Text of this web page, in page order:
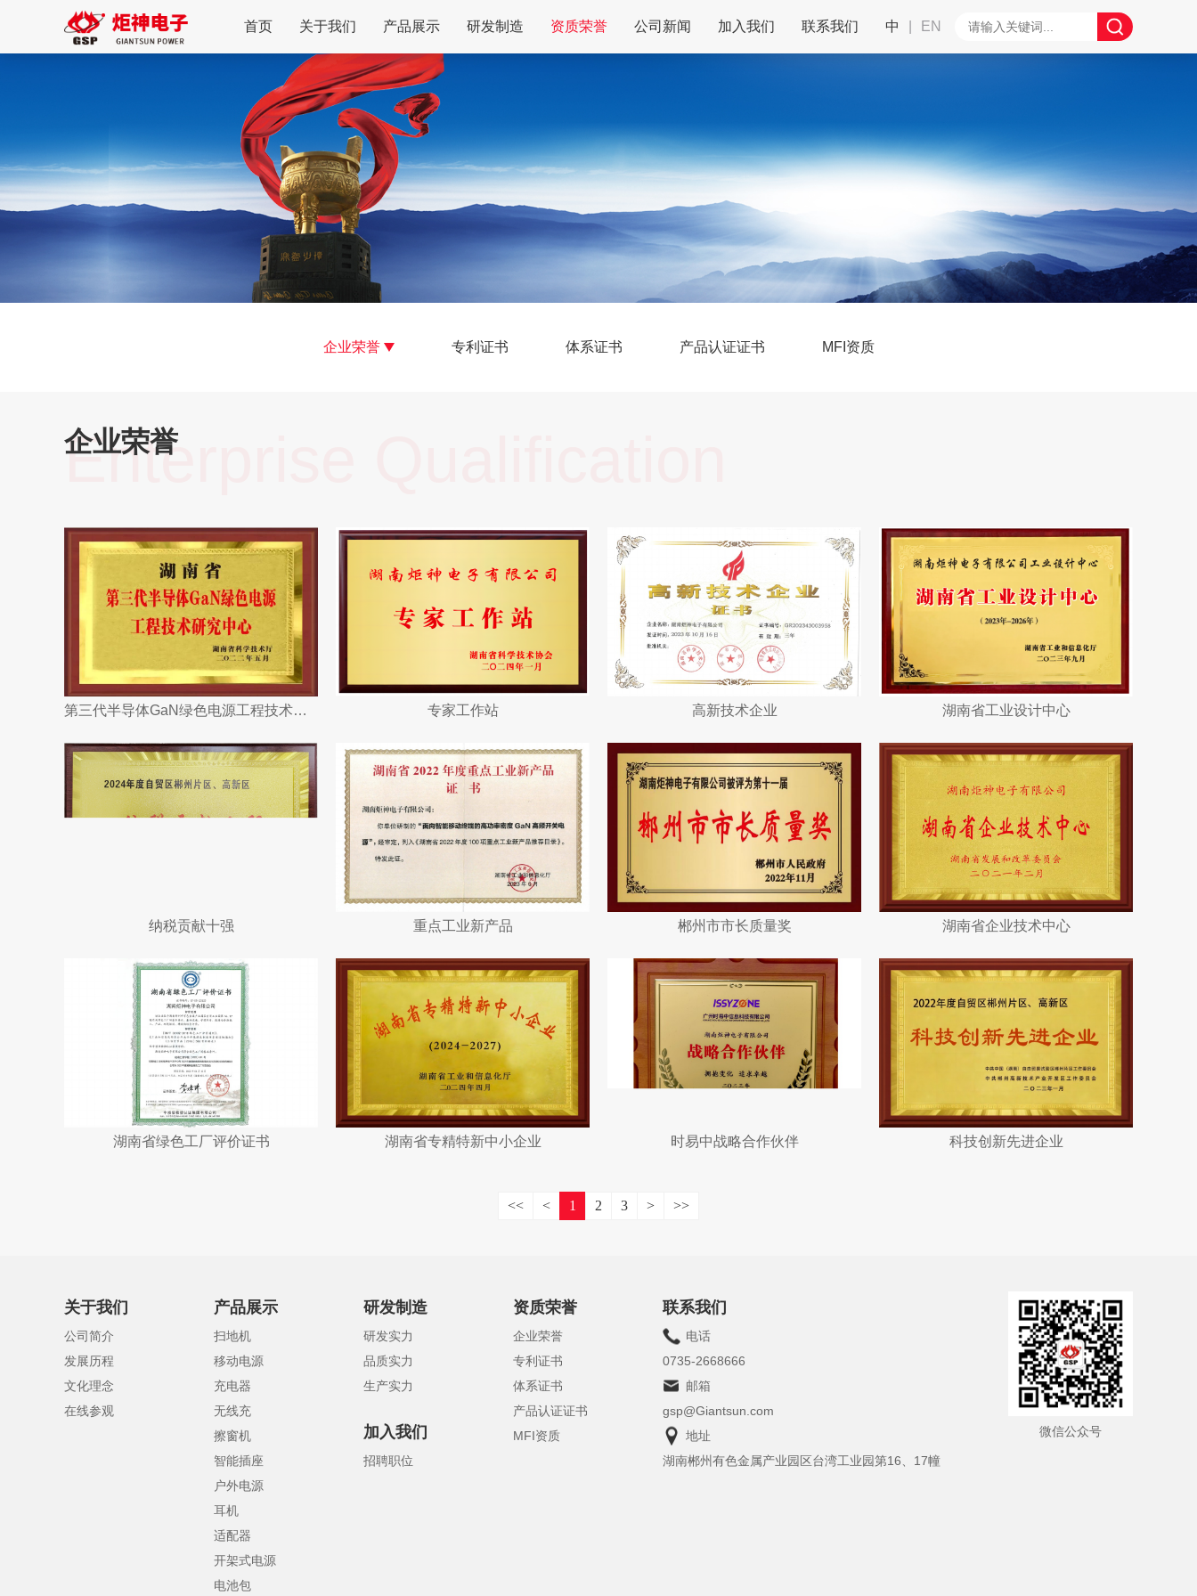
中 EN
首页 关于我们 产品展示 研发制造 资质荣誉 公司新闻 加入我们 联系我们
企业荣誉 专利证书 体系证书 产品认证证书 MFI资质
Enterprise Qualification
企业荣誉
第三代半导体GaN绿色电源工程技术研究中心 专家工作站 高新技术企业 湖南省工业设计中心
纳税贡献十强 重点工业新产品 郴州市市长质量奖 湖南省企业技术中心
湖南省绿色工厂评价证书 湖南省专精特新中小企业 时易中战略合作伙伴 科技创新先进企业
<< < 1 2 3 > >>
关于我们
公司简介
发展历程
文化理念
在线参观
产品展示
扫地机
移动电源
充电器
无线充
擦窗机
智能插座
户外电源
耳机
适配器
开架式电源
电池包
研发制造
研发实力
品质实力
生产实力
加入我们
招聘职位
资质荣誉
企业荣誉
专利证书
体系证书
产品认证证书
MFI资质
联系我们
电话
0735-2668666
邮箱
gsp@Giantsun.com
地址
湖南郴州有色金属产业园区台湾工业园第16、17幢
微信公众号